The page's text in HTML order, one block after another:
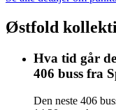
Østfold
Hva tid går
406 buss fra
Den neste 406